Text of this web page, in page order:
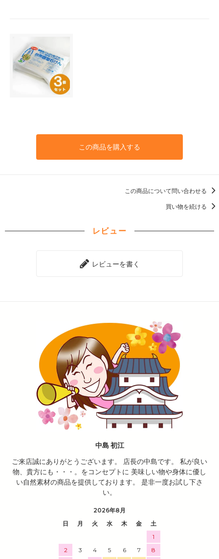
この商品を購入する
この商品について問い合わせる
買い物を続ける
レビュー
レビューを書く
中島 初江
ご来店誠にありがとうございます。 店長の中島です。 私が良い
物、貴方にも・・・。をコンセプトに 美味しい物や身体に優し
い自然素材の商品を提供しております。 是非一度お試し下さ
い。
2026年8月
日
月 火 水 木 金
土
1
2
3 4 5 6 7
8